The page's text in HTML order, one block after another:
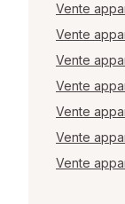
Vente
Vente
Vente
Vente
Vente
Vente
Vente